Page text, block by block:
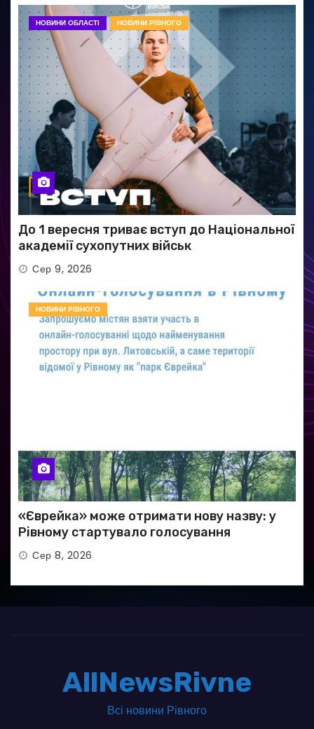
НОВИНИ ОБЛАСТІ НОВИНИ РІВНОГО
До 1 вересня триває вступ до Національної
академії сухопутних військ
Сер 9, 2026
НОВИНИ РІВНОГО
«Єврейка» може отримати нову назву: у
Рівному стартувало голосування
Сер 8, 2026
AllNewsRivne
Всі новини Рівного